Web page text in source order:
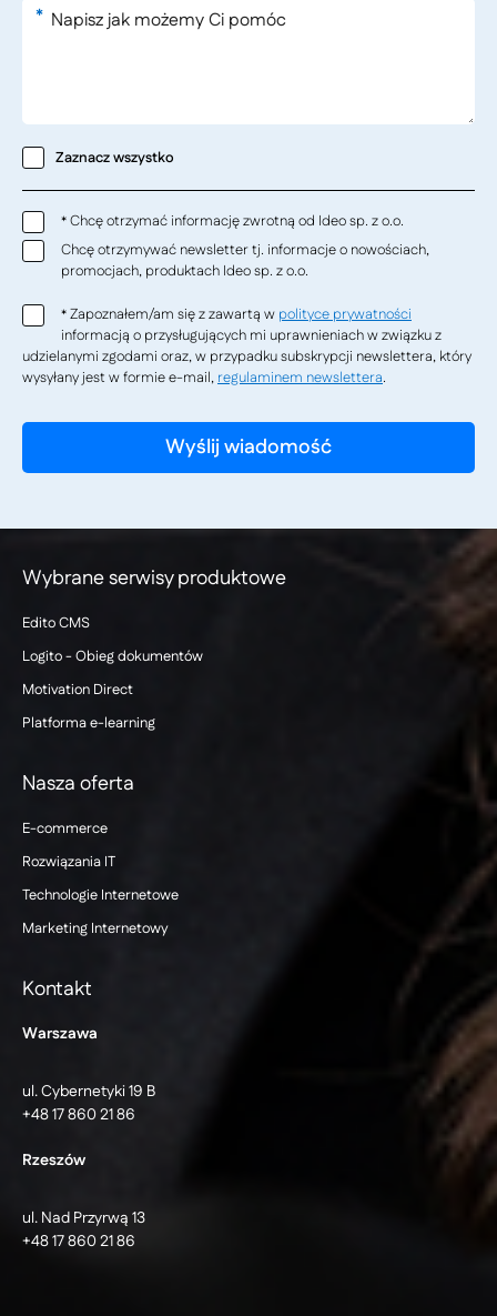
*
Zaznacz wszystko
*Chcę otrzymać informację zwrotną od Ideo sp. z o.o.
Chcę otrzymywać newsletter tj. informacje o nowościach,
promocjach, produktach Ideo sp. z o.o.
*Zapoznałem/am się z zawartą w polityce prywatności
informacją o przysługujących mi uprawnieniach w związku z
udzielanymi zgodami oraz, w przypadku subskrypcji newslettera, który
wysyłany jest w formie e-mail, regulaminem newslettera.
Wybrane serwisy produktowe
Edito CMS
Logito - Obieg dokumentów
Motivation Direct
Platforma e-learning
Nasza oferta
E-commerce
Rozwiązania IT
Technologie Internetowe
Marketing Internetowy
Kontakt
Warszawa
ul. Cybernetyki 19 B
+48 17 860 21 86
Rzeszów
ul. Nad Przyrwą 13
+48 17 860 21 86